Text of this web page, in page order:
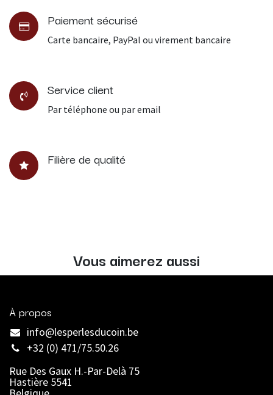
Paiement sécurisé
Carte bancaire, PayPal ou virement bancaire
Service client
Par téléphone ou par email
Filière de qualité
Vous aimerez aussi
À propos
info@lesperlesducoin.be​
+32 (0) 471/75.50.26
Rue Des Gaux H.-Par-Delà 75
Hastière 5541